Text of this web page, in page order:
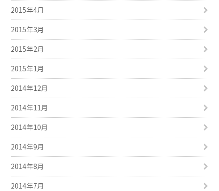
2015年4月
2015年3月
2015年2月
2015年1月
2014年12月
2014年11月
2014年10月
2014年9月
2014年8月
2014年7月